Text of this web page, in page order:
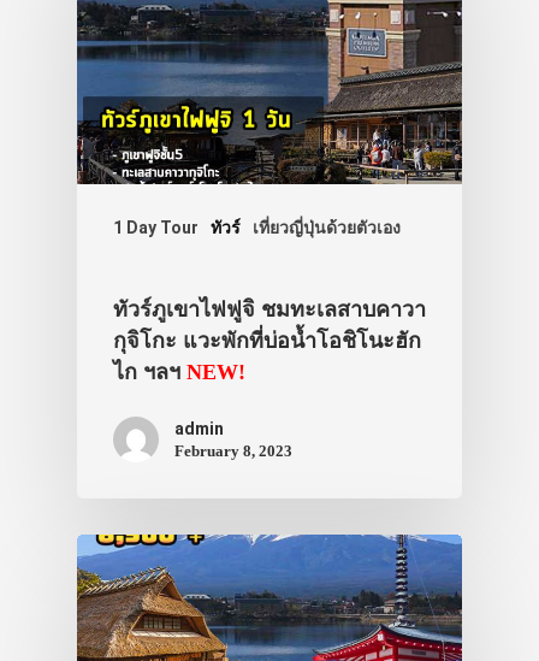
1 Day Tour ทัวร์ เที่ยวญี่ปุ่นด้วยตัวเอง
ทัวร์ภูเขาไฟฟูจิ ชมทะเลสาบคาวา
กุจิโกะ แวะพักที่บ่อน้ำโอชิโนะฮัก
ไก ฯลฯ NEW!
admin
February 8, 2023